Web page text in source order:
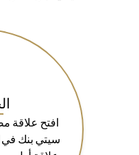
افتح علاقة
سيتي بنك في